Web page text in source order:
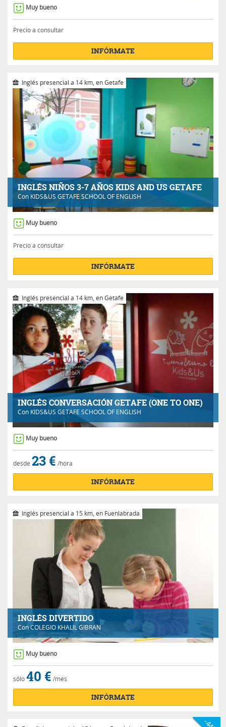
Muy bueno
Precio a consultar
INFÓRMATE
INGLÉS NIÑOS 3-7 AÑOS KIDS AND US GETAFE
Con KIDS&US GETAFE SCHOOL OF ENGLISH
Inglés presencial a 14 km, en Getafe
Muy bueno
Precio a consultar
INFÓRMATE
INGLÉS CONVERSACIÓN GETAFE (ONE TO ONE)
Con KIDS&US GETAFE SCHOOL OF ENGLISH
Inglés presencial a 14 km, en Getafe
Muy bueno
desde 23 € /hora
INFÓRMATE
INGLÉS DIVERTIDO
ConCOLEGIO KHALIL GIBRAN
Inglés presencial a 15 km, en Fuenlabrada
Muy bueno
sólo40 € /mes
INFÓRMATE